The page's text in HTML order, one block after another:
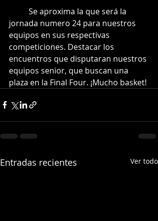
jornada numero 24 para nuestros
equipos en sus respectivas
competiciones. Destacar los
encuentros que disputaran nuestros
equipos senior, que buscan una
plaza en la Final Four. ¡Mucho basket!
Entradas recientes Ver todo